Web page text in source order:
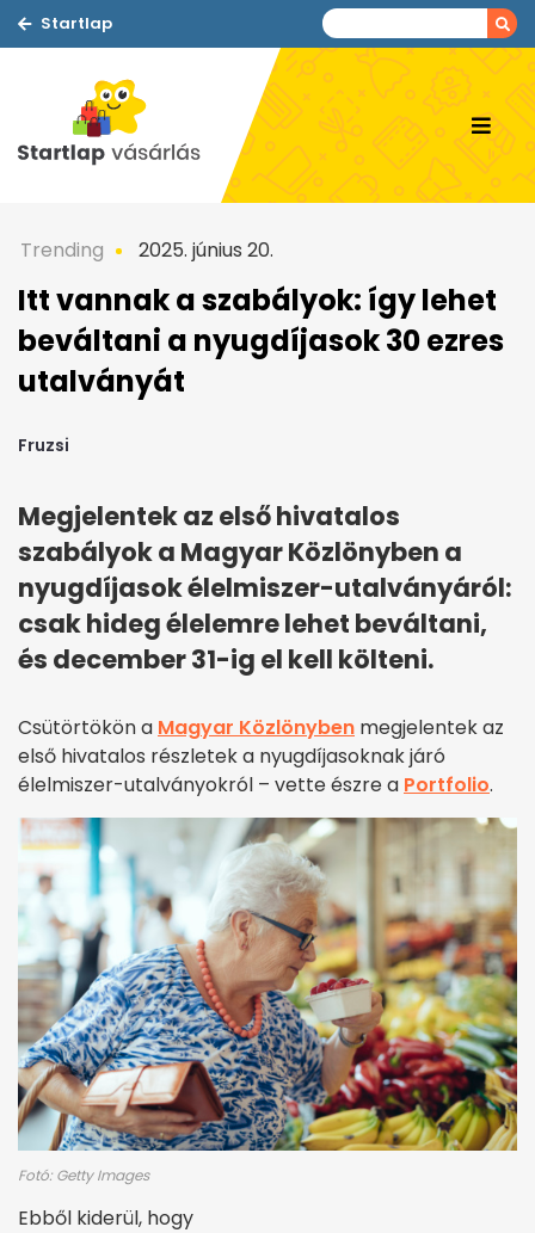
Startlap
Trending 2025. június 20.
Itt vannak a szabályok: így lehet
beváltani a nyugdíjasok 30 ezres
utalványát
Fruzsi
Megjelentek az első hivatalos
szabályok a Magyar Közlönyben a
nyugdíjasok élelmiszer-utalványáról:
csak hideg élelemre lehet beváltani,
és december 31-ig el kell költeni.
Csütörtökön a Magyar Közlönyben megjelentek az
első hivatalos részletek a nyugdíjasoknak járó
élelmiszer-utalványokról – vette észre a Portfolio.
Fotó: Getty Images
Ebből kiderül, hogy